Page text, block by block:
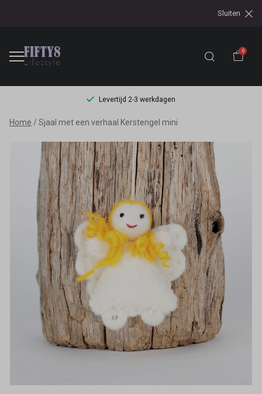
Sluiten
0
Levertijd 2-3 werkdagen
Sjaal
met
een
verhaal
Kerstengel
mini
Fifty8
Home Sjaal met een verhaal Kerstengel mini